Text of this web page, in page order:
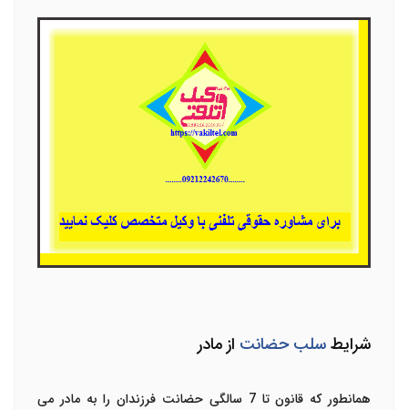
شرایطسلب حضانت از مادر
همانطور که قانون تا 7 سالگی حضانت فرزندان را به مادر می